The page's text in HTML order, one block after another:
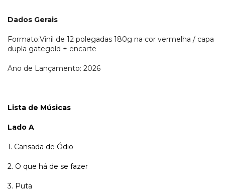
Dados Gerais
Formato:Vinil de 12 polegadas 180g na cor vermelha / capa
dupla gategold + encarte
Ano de Lançamento: 2026
Lista de Músicas
Lado A
1. Cansada de Ódio
2. O que há de se fazer
3. Puta